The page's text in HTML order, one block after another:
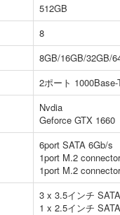
512GB
8
8GB/16GB/32GB/
2ポート
Nvdia
Geforce GTX 1660
6port SATA 6Gb/s
1port M.2
1port M.2
3 x 3.5インチ
1 x 2.5インチ